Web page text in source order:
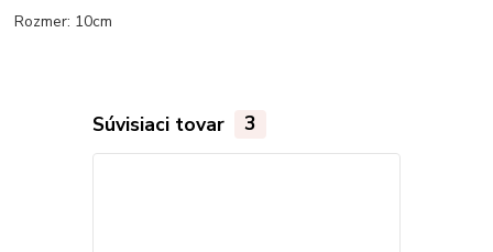
Rozmer: 10cm
Súvisiaci tovar 3